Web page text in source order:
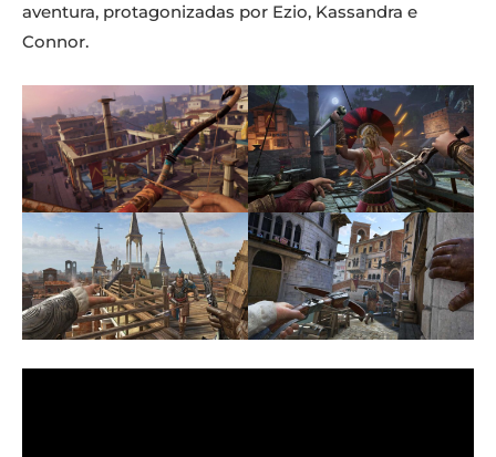
aventura, protagonizadas por Ezio, Kassandra e
Connor.